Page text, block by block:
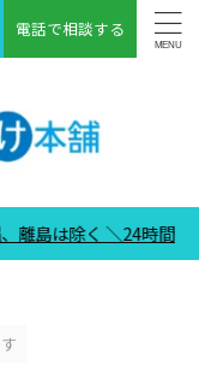
電話で相談する
365日受付中／